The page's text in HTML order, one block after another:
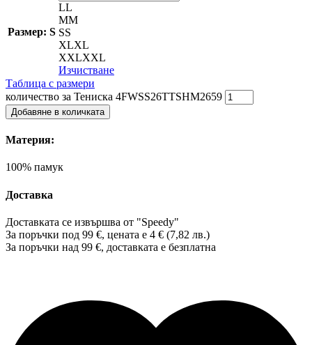
Размер: S
LL
MM
SS
XLXL
XXLXXL
Изчистване
Таблица с размери
количество за Тениска 4FWSS26TTSHM2659
Добавяне в количката
Материя:
100% памук
Доставка
Доставката се извършва от "Speedy"
За поръчки под 99 €, цената е 4 € (7,82 лв.)
За поръчки над 99 €, доставката е безплатна